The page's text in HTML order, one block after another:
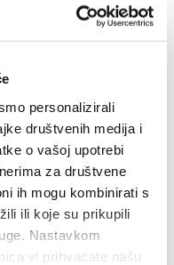
personalizirali
društvenih medija i
o vašoj upotrebi
za društvene
ih mogu kombinirati s
ili koje su prikupili
Nastavkom
vi prihvaćate našu